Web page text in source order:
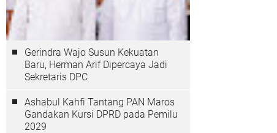
Gerindra Wajo Susun Kekuatan
Baru, Herman Arif Dipercaya Jadi
Sekretaris DPC
Ashabul Kahfi Tantang PAN Maros
Gandakan Kursi DPRD pada Pemilu
2029